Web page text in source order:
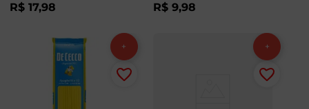
R$ 17,98 R$ 9,98